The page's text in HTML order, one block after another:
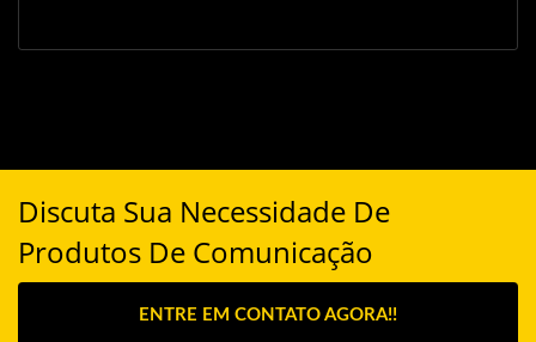
Discuta Sua Necessidade De
Produtos De Comunicação
ENTRE EM CONTATO AGORA!!